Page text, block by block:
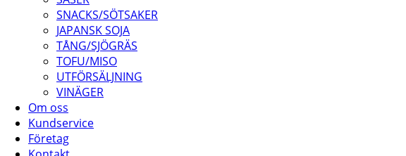
SNACKS/SÖTSAKER
JAPANSK SOJA
TÅNG/SJÖGRÄS
TOFU/MISO
UTFÖRSÄLJNING
VINÄGER
Om oss
Kundservice
Företag